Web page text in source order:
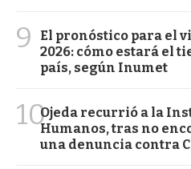
9
El pronóstico para el
2026: cómo estará el
país, según Inumet
10Ojeda recurrió a la
Humanos, tras no
una denuncia contra